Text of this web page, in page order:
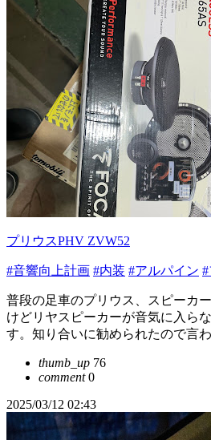
プリウスPHV ZVW52
#音響向上計画 #内装 #アルパイン
普段の足車のプリウス、スピーカ
けどリヤスピーカーが音気に入ら
す。知り合いに勧められたので言
thumb_up 76
comment0
2025/03/12 02:43